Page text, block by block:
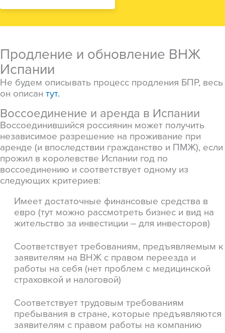
Продление и обновление ВНЖ
Испании
Не будем описывать процесс продления БПР, весь
он описан тут.
Воссоединение и аренда в Испании
Воссоединившийся россиянин может получить
независимое разрешение на проживание при
аренде (и впоследствии гражданство и ПМЖ), если
прожил в королевстве Испании год по
воссоединению и соответствует одному из
следующих критериев:
Имеет достаточные финансовые средства в
евро (тут можно рассмотреть бизнес и вид на
жительство за инвестиции – для инвесторов)
Соответствует требованиям, предъявляемым к
заявителям на ВНЖ с правом переезда и
работы на себя (нет проблем с медицинской
страховкой и налоговой)
Соответствует трудовым требованиям
пребывания в стране, которые предъявляются
заявителям с правом работы на компанию